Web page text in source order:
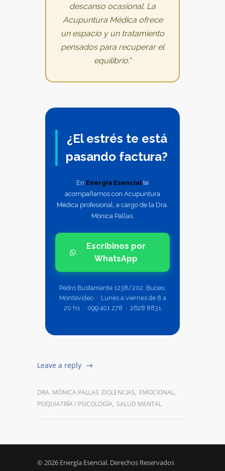
descanso ocasional. La
Acupuntura Médica ofrece
un espacio y un tratamiento
pensados para recuperar el
equilibrio."
¿El estrés te está
pasando factura?
En Energía Esencialte
acompañamos con Acupuntura
Médica profesional, a cargo de la Dra.
Mónica Pallas.
Escribinos por
WhatsApp
Pedro Bustamante 1238/202, Buceo,
Montevideo · Lunes a viernes de 8 a
20 hs · 099 401 278 · 2628 8831
Leave a reply
DRA. MÓNICA PALLAS DOLENCIAS, EMOCIONAL,
PSIQUIATRÍA / PSICOLOGÍA, SALUD MENTAL
© 2026 Energía Esencial. Derechos Reservados